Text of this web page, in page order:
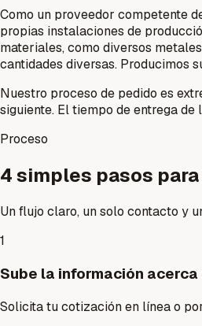
Como un proveedor competente
propias instalaciones de
materiales, como diversos
cantidades diversas. Producimos
Nuestro proceso de pedido es
siguiente. El tiempo de entrega
Proceso
4 simples pasos
Un flujo claro, un solo contacto y
1
Sube la información
Solicita tu cotización en línea o